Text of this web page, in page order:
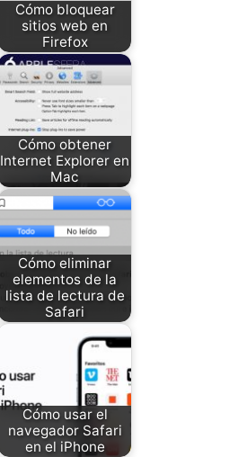
Cómo bloquear
sitios web en
Firefox
Cómo obtener
Internet Explorer en
Mac
Cómo eliminar
elementos de la
lista de lectura de
Safari
Cómo usar el
navegador Safari
en el iPhone